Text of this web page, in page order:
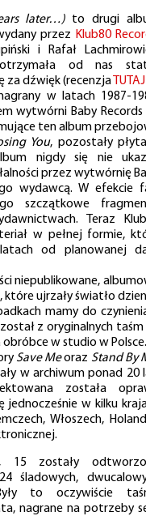
later…)to drugi
przez Klub80
i Rafał
od nas
za dźwięk (recenzja TUTAJ
w latach 1987-
wytwórni Baby Records
ten album
You, pozostały
nigdy się nie
przez wytwórnię
wydawcą. W efekcie
szczątkowe
Teraz
w pełnej formie,
od planowanej
niepublikowane,
ujrzały światło
mamy do
z oryginalnych taśm
w studio w Polsce.
Save Meoraz Stand By
w archiwum ponad 20
została
jednocześnie w kilku
Włoszech,
15 zostały
śladowych,
to oczywiście
nagrane na potrzeby